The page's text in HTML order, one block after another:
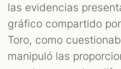
las evidencias
gráfico compartido
Toro, como
manipuló las